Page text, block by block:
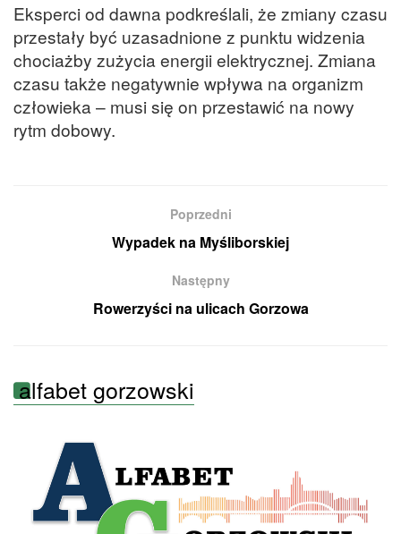
Eksperci od dawna podkreślali, że zmiany czasu
przestały być uzasadnione z punktu widzenia
chociażby zużycia energii elektrycznej. Zmiana
czasu także negatywnie wpływa na organizm
człowieka – musi się on przestawić na nowy
rytm dobowy.
Poprzedni
Wypadek na Myśliborskiej
Następny
Rowerzyści na ulicach Gorzowa
alfabet gorzowski